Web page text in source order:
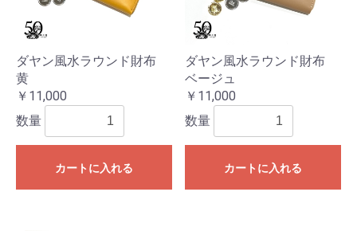
ダヤン風水ラウンド財布
黄
￥11,000
数量
カートに入れる
ダヤン風水ラウンド財布
ベージュ
￥11,000
数量
カートに入れる